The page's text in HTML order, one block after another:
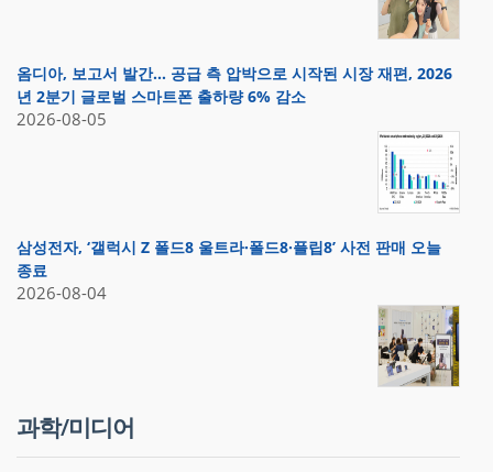
옴디아, 보고서 발간… 공급 측 압박으로 시작된 시장 재편, 2026
년 2분기 글로벌 스마트폰 출하량 6% 감소
2026-08-05
삼성전자, ‘갤럭시 Z 폴드8 울트라·폴드8·플립8’ 사전 판매 오늘
종료
2026-08-04
과학/미디어